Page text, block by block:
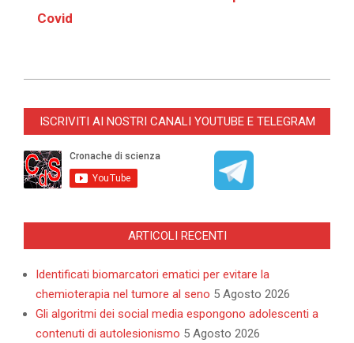
Covid
04-
ISCRIVITI AI NOSTRI CANALI YOUTUBE E TELEGRAM
ARTICOLI RECENTI
Identificati biomarcatori ematici per evitare la
chemioterapia nel tumore al seno 5 Agosto 2026
Gli algoritmi dei social media espongono adolescenti a
contenuti di autolesionismo 5 Agosto 2026